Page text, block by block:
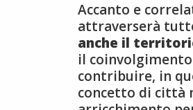
Accanto e
attraverserà
anche il
il
contribuire, in
concetto di città